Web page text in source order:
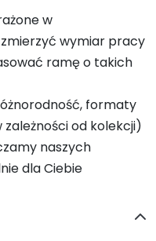
w
wymiar pracy
ramę o takich
formaty
od kolekcji)
naszych
dla Ciebie